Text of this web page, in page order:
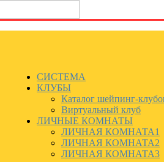
СИСТЕМА
КЛУБЫ
Каталог шейпинг-
Виртуальный клуб
ЛИЧНЫЕ КОМНАТЫ
ЛИЧНАЯ КОМНАТА1
ЛИЧНАЯ КОМНАТА2
ЛИЧНАЯ КОМНАТА3